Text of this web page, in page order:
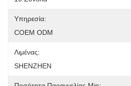
Υπηρεσία:
COEM ODM
Λιμένας:
SHENZHEN